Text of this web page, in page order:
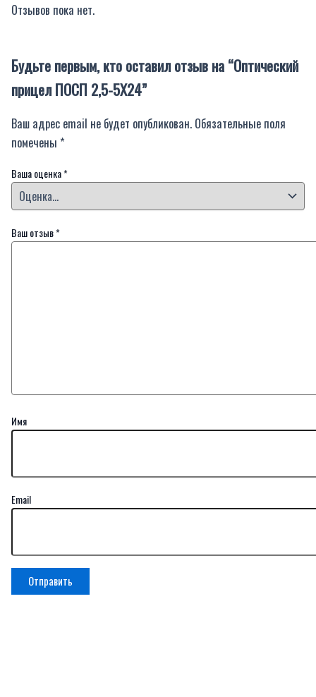
Отзывов пока нет.
Будьте первым, кто оставил отзыв на “Оптический
прицел ПОСП 2,5-5Х24”
Ваш адрес email не будет опубликован. Обязательные поля
помечены *
Ваша оценка*
Ваш отзыв*
Имя
Email